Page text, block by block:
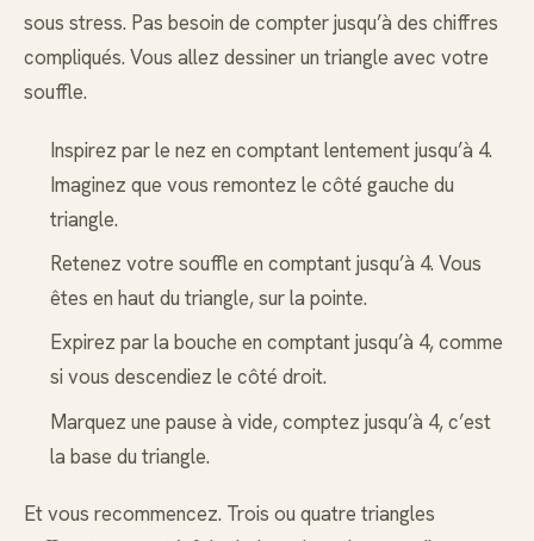
sous stress. Pas besoin de compter jusqu’à des chiffres
compliqués. Vous allez dessiner un triangle avec votre
souffle.
Inspirez par le nez en comptant lentement jusqu’à 4.
Imaginez que vous remontez le côté gauche du
triangle.
Retenez votre souffle en comptant jusqu’à 4. Vous
êtes en haut du triangle, sur la pointe.
Expirez par la bouche en comptant jusqu’à 4, comme
si vous descendiez le côté droit.
Marquez une pause à vide, comptez jusqu’à 4, c’est
la base du triangle.
Et vous recommencez. Trois ou quatre triangles